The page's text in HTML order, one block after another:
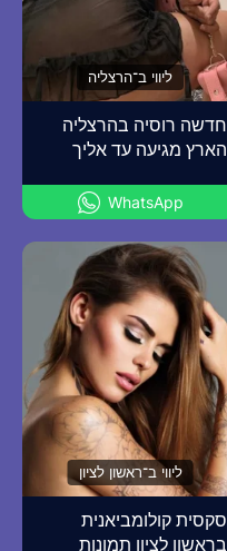
ליווי ב־הרצליה
חדשה רוסיה בהרצליה
הארץ מגיעה עד אליך
WhatsApp
ליווי ב־ראשון לציון
סקסית קולומביאנית
בראשון לציון תמונות